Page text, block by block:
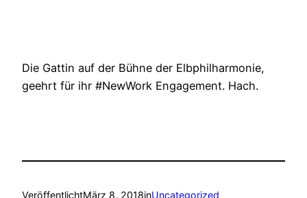
Die Gattin auf der Bühne der Elbphilharmonie,
geehrt für ihr #NewWork Engagement. Hach.
VeröffentlichtMärz 8, 2018inUncategorized